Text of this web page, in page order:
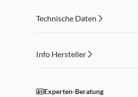
Technische Daten
Info Hersteller
Einstellungen anpassen
Experten-Beratung